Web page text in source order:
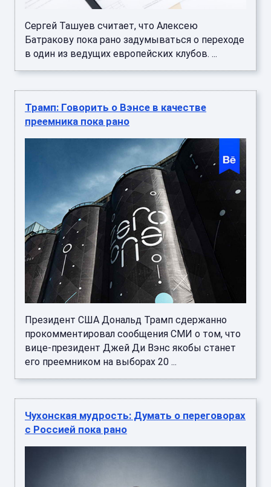
Сергей Ташуев считает, что Алексею
Батракову пока рано задумываться о переходе
в один из ведущих европейских клубов. ...
Трамп: Говорить о Вэнсе в качестве
преемника пока рано
Президент США Дональд Трамп сдержанно
прокомментировал сообщения СМИ о том, что
вице-президент Джей Ди Вэнс якобы станет
его преемником на выборах 20 ...
Чухонская мудрость: Думать о переговорах
с Россией пока рано